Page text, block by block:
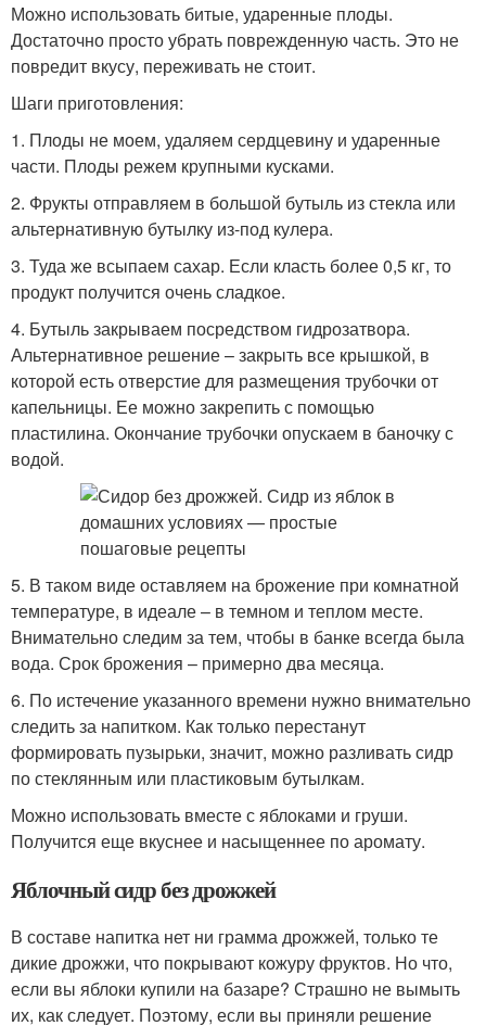
Можно использовать битые, ударенные плоды.
Достаточно просто убрать поврежденную часть. Это не
повредит вкусу, переживать не стоит.
Шаги приготовления:
1. Плоды не моем, удаляем сердцевину и ударенные
части. Плоды режем крупными кусками.
2. Фрукты отправляем в большой бутыль из стекла или
альтернативную бутылку из-под кулера.
3. Туда же всыпаем сахар. Если класть более 0,5 кг, то
продукт получится очень сладкое.
4. Бутыль закрываем посредством гидрозатвора.
Альтернативное решение – закрыть все крышкой, в
которой есть отверстие для размещения трубочки от
капельницы. Ее можно закрепить с помощью
пластилина. Окончание трубочки опускаем в баночку с
водой.
5. В таком виде оставляем на брожение при комнатной
температуре, в идеале – в темном и теплом месте.
Внимательно следим за тем, чтобы в банке всегда была
вода. Срок брожения – примерно два месяца.
6. По истечение указанного времени нужно внимательно
следить за напитком. Как только перестанут
формировать пузырьки, значит, можно разливать сидр
по стеклянным или пластиковым бутылкам.
Можно использовать вместе с яблоками и груши.
Получится еще вкуснее и насыщеннее по аромату.
Яблочный сидр без дрожжей
В составе напитка нет ни грамма дрожжей, только те
дикие дрожжи, что покрывают кожуру фруктов. Но что,
если вы яблоки купили на базаре? Страшно не вымыть
их, как следует. Поэтому, если вы приняли решение